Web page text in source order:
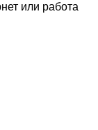
или работа